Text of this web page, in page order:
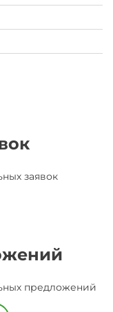
заявок
предложений